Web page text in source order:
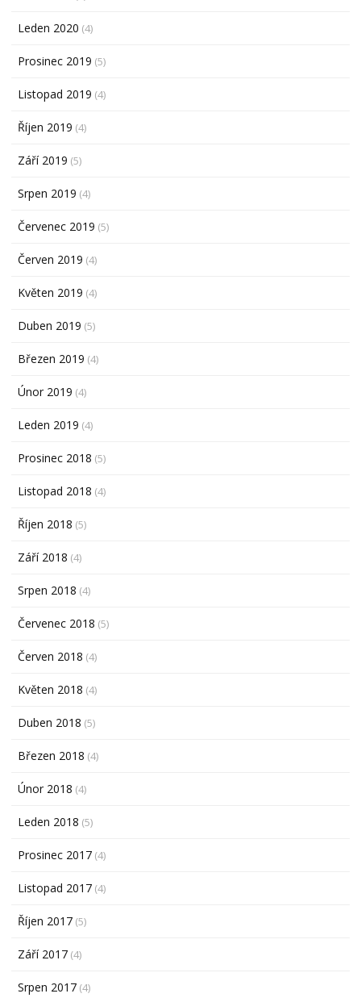
Leden 2020 (4)
Prosinec 2019 (5)
Listopad 2019 (4)
Říjen 2019 (4)
Září 2019 (5)
Srpen 2019 (4)
Červenec 2019 (5)
Červen 2019 (4)
Květen 2019 (4)
Duben 2019 (5)
Březen 2019 (4)
Únor 2019 (4)
Leden 2019 (4)
Prosinec 2018 (5)
Listopad 2018 (4)
Říjen 2018 (5)
Září 2018 (4)
Srpen 2018 (4)
Červenec 2018 (5)
Červen 2018 (4)
Květen 2018 (4)
Duben 2018 (5)
Březen 2018 (4)
Únor 2018 (4)
Leden 2018 (5)
Prosinec 2017 (4)
Listopad 2017 (4)
Říjen 2017 (5)
Září 2017 (4)
Srpen 2017 (4)